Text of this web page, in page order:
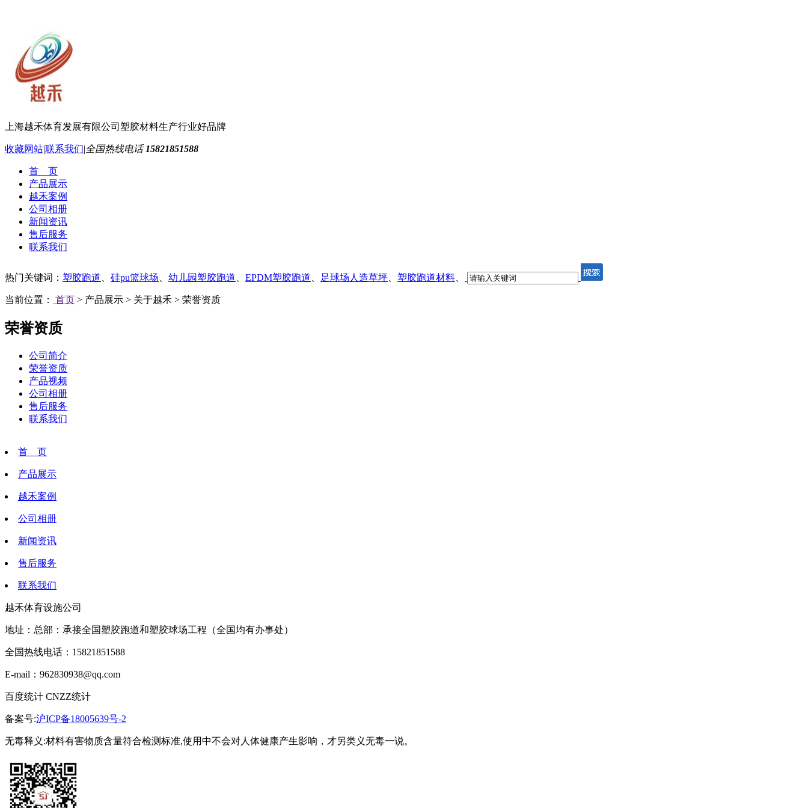
上海越禾体育发展有限公司 塑胶材料生产行业好品牌
收藏网站|联系我们|全国热线电话15821851588
首 页
产品展示
越禾案例
公司相册
新闻资讯
售后服务
联系我们
热门关键词： 塑胶跑道 硅pu篮球场 幼儿园塑胶跑道 EPDM塑胶跑道 足球场人造草坪 塑胶跑道材料
当前位置： 首页 > 产品展示 > 关于越禾 > 荣誉资质
荣誉资质
公司简介
荣誉资质
产品视频
公司相册
售后服务
联系我们
首 页
产品展示
越禾案例
公司相册
新闻资讯
售后服务
联系我们
越禾体育设施公司
地址：总部：承接全国塑胶跑道和塑胶球场工程（全国均有办事处）
全国热线电话：15821851588
E-mail：962830938@qq.com
百度统计 CNZZ统计
备案号:沪ICP备18005639号-2
无毒释义:材料有害物质含量符合检测标准,使用中不会对人体健康产生影响，才另类义无毒一说。